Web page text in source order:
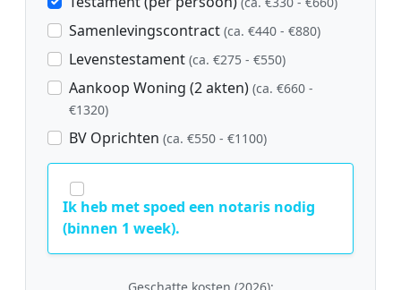
Samenlevingscontract (ca. €440 - €880)
Levenstestament (ca. €275 - €550)
Aankoop Woning (2 akten) (ca. €660 -
€1320)
BV Oprichten (ca. €550 - €1100)
Ik heb met spoed een notaris nodig
(binnen 1 week).